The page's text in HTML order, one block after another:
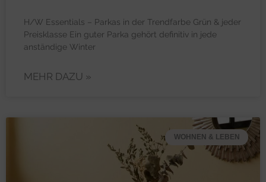
H/W Essentials – Parkas in der Trendfarbe Grün & jeder
Preisklasse Ein guter Parka gehört definitiv in jede
anständige Winter
MEHR DAZU »
WOHNEN & LEBEN